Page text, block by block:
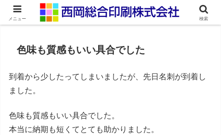
ネット印刷通販・オンデマンド印刷
色味も質感もいい具合でした
到着から少したってしまいましたが、先日名刺が到着し
ました。
色味も質感もいい具合でした。
本当に納期も短くてとても助かりました。
メニュー 検索